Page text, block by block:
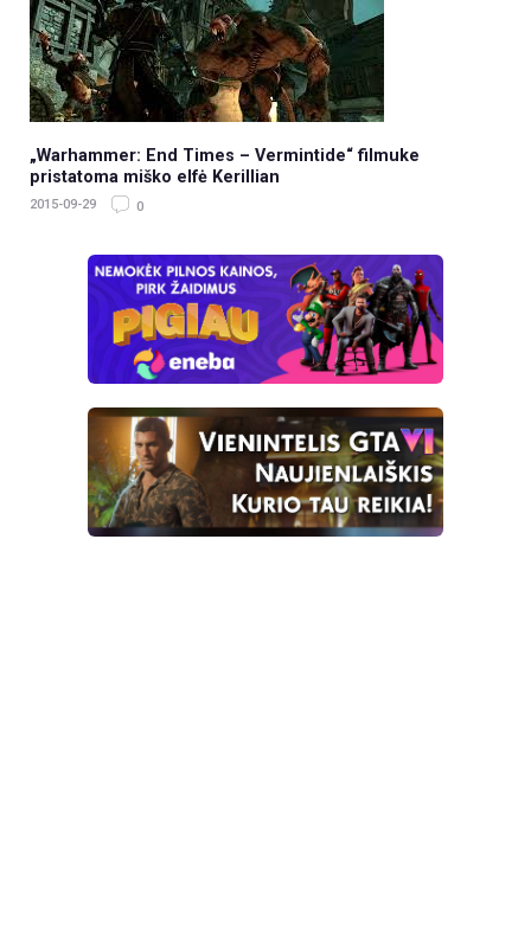
„Warhammer: End Times – Vermintide“ filmuke
pristatoma miško elfė Kerillian
2015-09-29 0